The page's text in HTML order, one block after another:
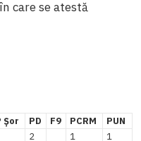
care se atestă
Șor PD F9 PCRM
PUN
2 1
1